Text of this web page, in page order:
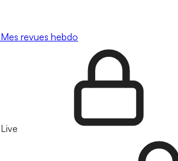
Mes revues hebdo
Live